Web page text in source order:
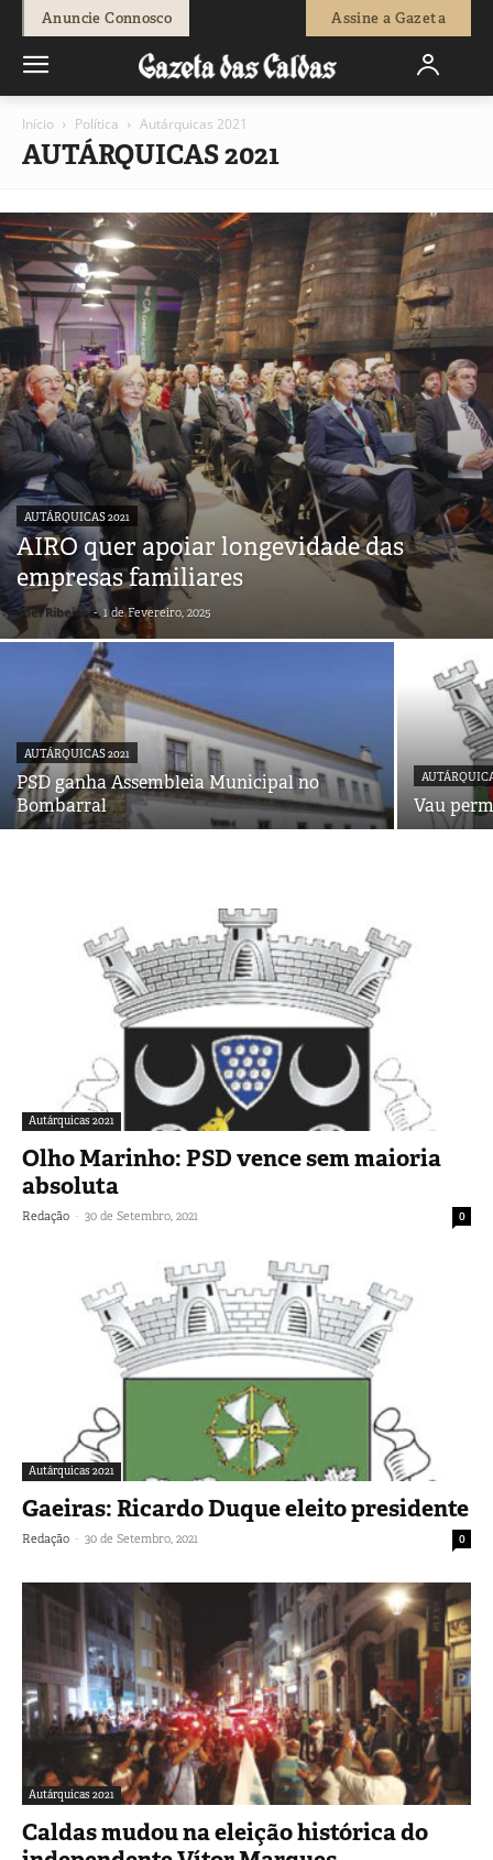
Anuncie Connosco Assine a Gazeta
Início Política Autárquicas 2021
AUTÁRQUICAS 2021
AUTÁRQUICAS 2021
AIRO quer apoiar longevidade das
empresas familiares
Joel Ribeiro - 1 de Fevereiro, 2025
AUTÁRQUICAS 2021
PSD ganha Assembleia Municipal no
Bombarral
Vau
Autárquicas 2021
Olho Marinho: PSD vence sem maioria
absoluta
Redação - 30 de Setembro, 2021 0
Autárquicas 2021
Gaeiras: Ricardo Duque eleito presidente
Redação - 30 de Setembro, 2021 0
Autárquicas 2021
Caldas mudou na eleição histórica do